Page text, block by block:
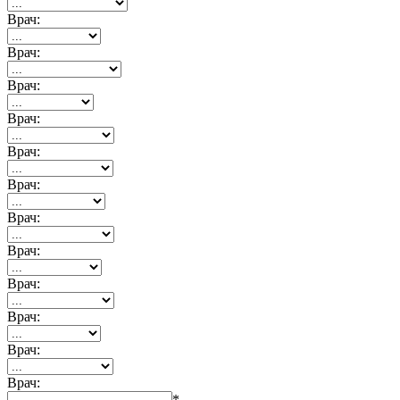
Врач:
Врач:
Врач:
Врач:
Врач:
Врач:
Врач:
Врач:
Врач:
Врач:
Врач:
Врач: